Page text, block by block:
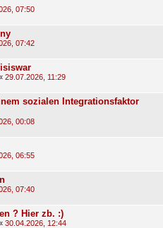
07:50
07:42
29.07.2026, 11:29
sozialen Integrationsfaktor
00:08
06:55
07:40
? Hier zb. :)
30.04.2026, 12:44